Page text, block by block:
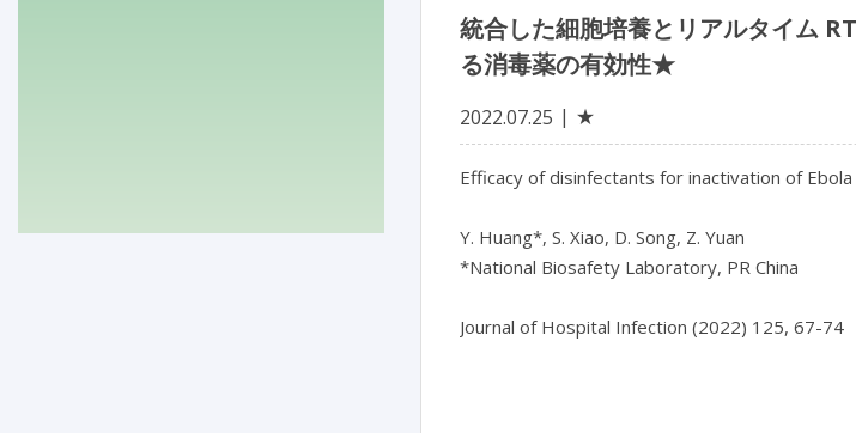
統合した細胞培養とリアルタイム
る消毒薬の有効性★
2022.07.25 ★
Efficacy of disinfectants for inactivation of
Y. Huang*, S. Xiao, D. Song, Z. Yuan
*National Biosafety Laboratory, PR China
Journal of Hospital Infection (2022) 125, 67-74